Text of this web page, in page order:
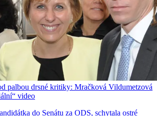
palbou drsné kritiky: Mračková Vildumetzová
video
do Senátu za ODS, schytala ostré